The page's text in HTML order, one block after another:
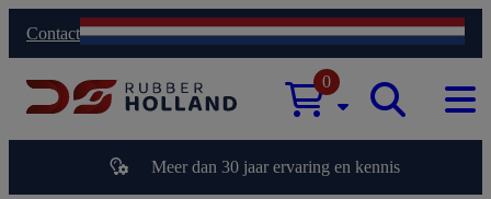
Contact
0
Meer dan 30 jaar ervaring en kennis